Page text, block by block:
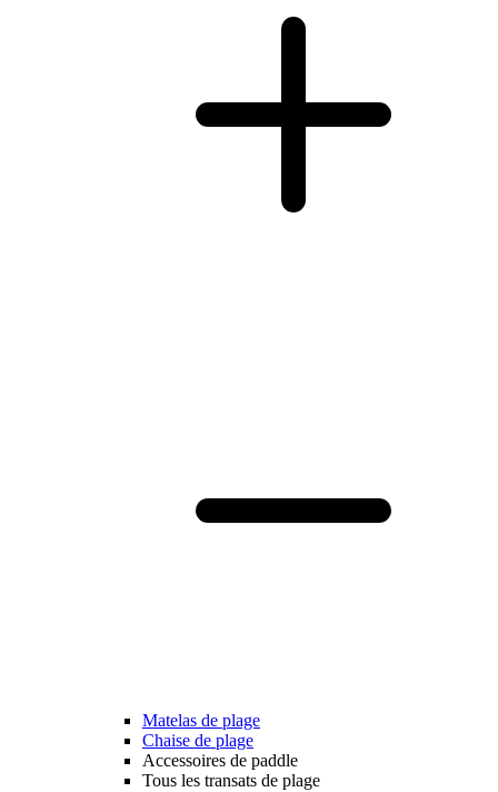
Matelas de plage
Chaise de plage
Accessoires de paddle
Tous les transats de plage